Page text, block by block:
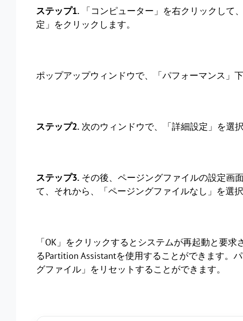
ステップ1. 「コンピューター」を右クリックして
定」をクリックします。
ポップアップウィンドウで、「パフォーマンス」
ステップ2. 次のウィンドウで、「詳細設定」を選
ステップ3. その後、ページングファイルの設定画
て、それから、「ページングファイルなし」を選
「OK」をクリックするとシステムが再起動と要
るPartition Assistantを使用することができます。
グファイル」をリセットすることができます。